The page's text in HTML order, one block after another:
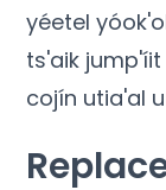
yéetel
ts'aik
cojín utia'al